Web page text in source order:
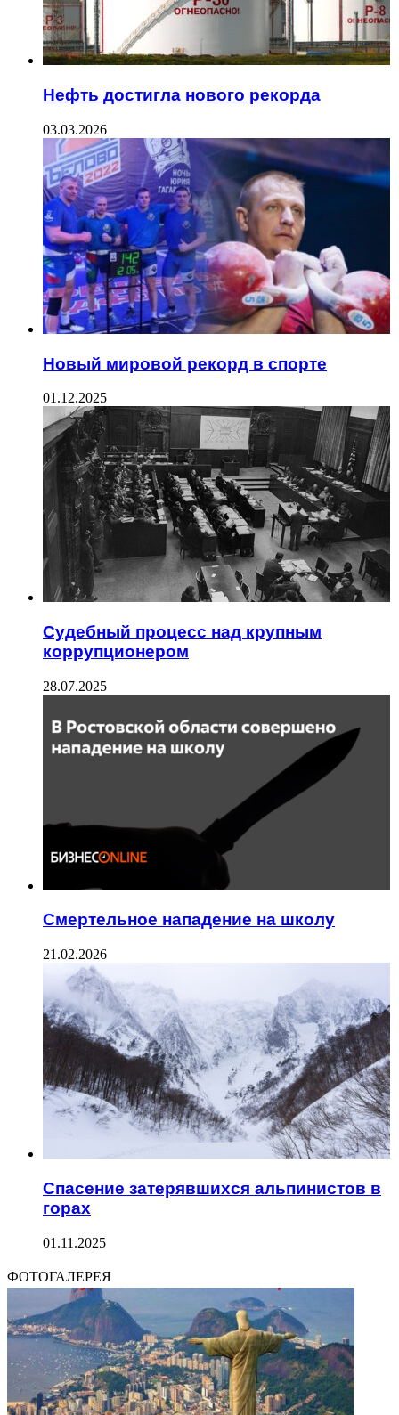
Нефть достигла нового рекорда
03.03.2026
Новый мировой рекорд в спорте
01.12.2025
Судебный процесс над крупным
коррупционером
28.07.2025
Смертельное нападение на школу
21.02.2026
Спасение затерявшихся альпинистов в
горах
01.11.2025
ФОТОГАЛЕРЕЯ